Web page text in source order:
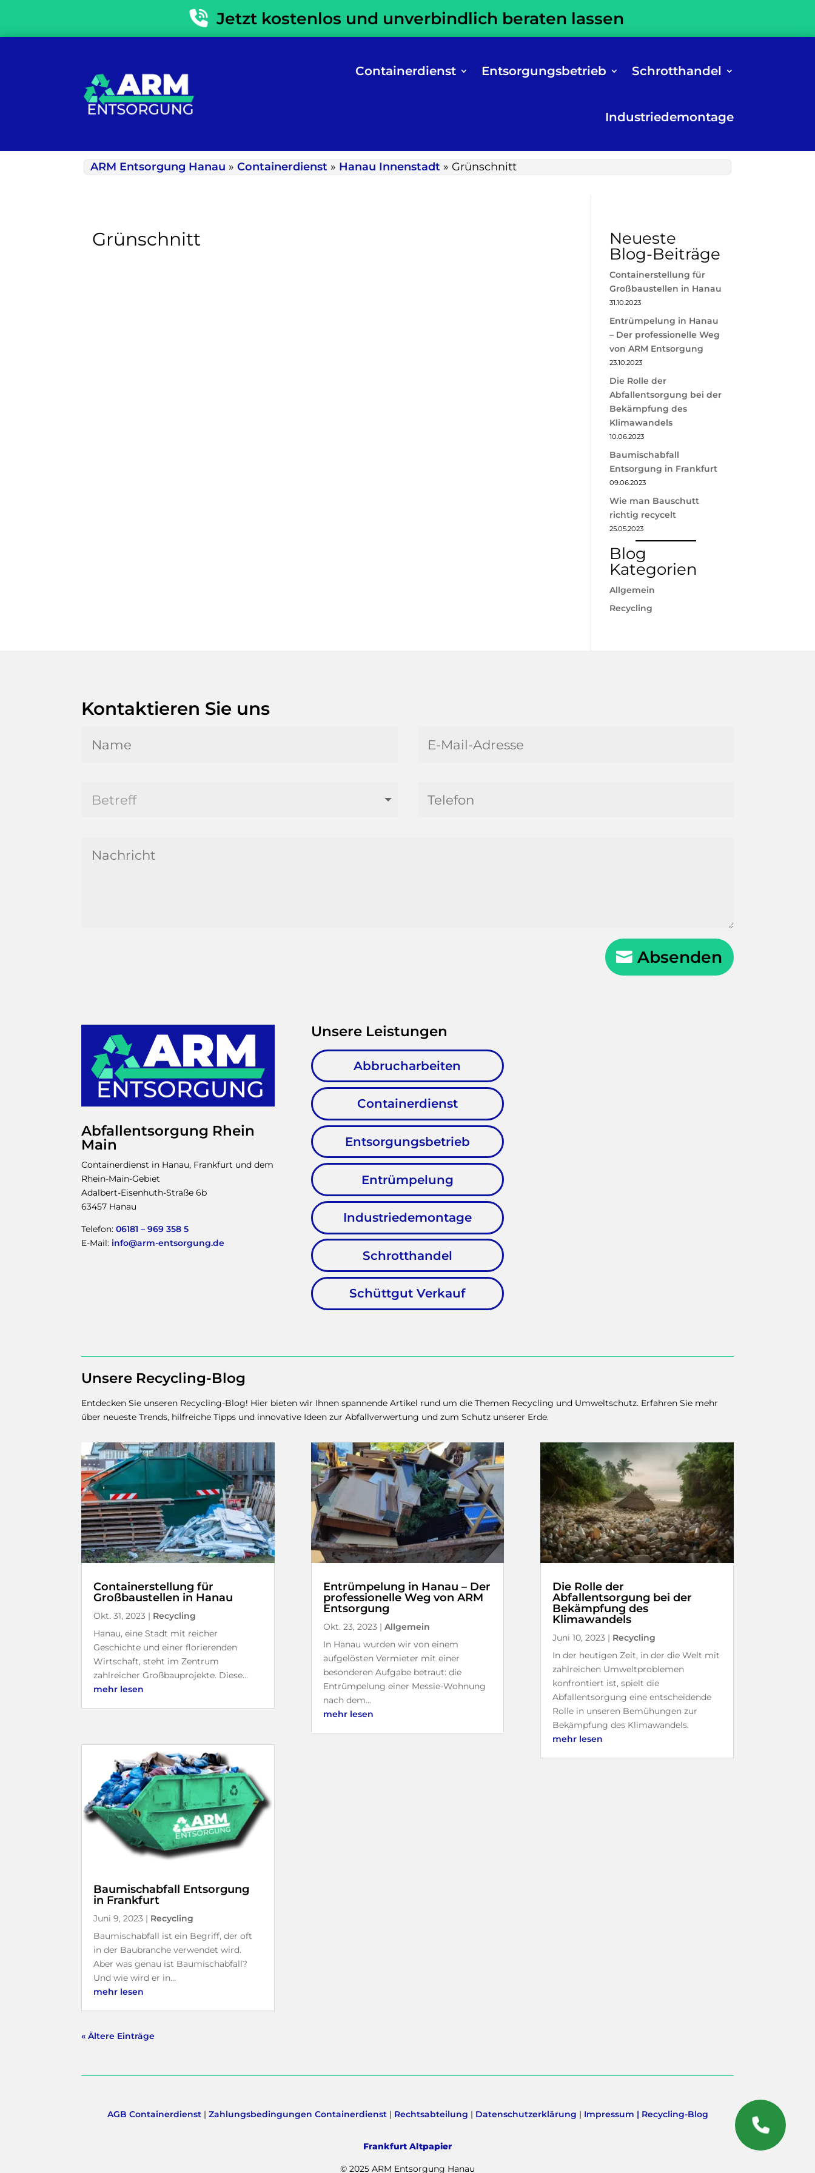
Jetzt kostenlos und unverbindlich beraten lassen
Containerdienst Entsorgungsbetrieb Schrotthandel
Industriedemontage
ARM Entsorgung Hanau »Containerdienst » Hanau Innenstadt » Grünschnitt
Grünschnitt
Neueste
Blog-Beiträge
Containerstellung für
Großbaustellen in Hanau
31.10.2023
Entrümpelung in Hanau
– Der professionelle Weg
von ARM Entsorgung
23.10.2023
Die Rolle der
Abfallentsorgung bei der
Bekämpfung des
Klimawandels
10.06.2023
Baumischabfall
Entsorgung in Frankfurt
09.06.2023
Wie man Bauschutt
richtig recycelt
25.05.2023
Blog
Kategorien
Allgemein
Recycling
Kontaktieren Sie uns
Absenden
Abfallentsorgung Rhein
Main
Containerdienst in Hanau, Frankfurt und dem
Rhein-Main-Gebiet
Adalbert-Eisenhuth-Straße 6b
63457 Hanau
Telefon:06181 – 969 358 5
E-Mail: info@arm-entsorgung.de
Unsere Leistungen
Abbrucharbeiten
Containerdienst
Entsorgungsbetrieb
Entrümpelung
Industriedemontage
Schrotthandel
Schüttgut Verkauf
Unsere Recycling-Blog
Entdecken Sie unseren Recycling-Blog! Hier bieten wir Ihnen spannende Artikel rund um die Themen Recycling und Umweltschutz. Erfahren Sie mehr
über neueste Trends, hilfreiche Tipps und innovative Ideen zur Abfallverwertung und zum Schutz unserer Erde.
Containerstellung für
Großbaustellen in Hanau
Okt. 31, 2023 | Recycling
Hanau, eine Stadt mit reicher
Geschichte und einer florierenden
Wirtschaft, steht im Zentrum
zahlreicher Großbauprojekte. Diese...
mehr lesen
Baumischabfall Entsorgung
in Frankfurt
Juni 9, 2023 | Recycling
Baumischabfall ist ein Begriff, der oft
in der Baubranche verwendet wird.
Aber was genau ist Baumischabfall?
Und wie wird er in...
mehr lesen
Entrümpelung in Hanau – Der
professionelle Weg von ARM
Entsorgung
Okt. 23, 2023| Allgemein
In Hanau wurden wir von einem
aufgelösten Vermieter mit einer
besonderen Aufgabe betraut: die
Entrümpelung einer Messie-Wohnung
nach dem...
mehr lesen
Die Rolle der
Abfallentsorgung bei der
Bekämpfung des
Klimawandels
Juni 10, 2023| Recycling
In der heutigen Zeit, in der die Welt mit
zahlreichen Umweltproblemen
konfrontiert ist, spielt die
Abfallentsorgung eine entscheidende
Rolle in unseren Bemühungen zur
Bekämpfung des Klimawandels.
mehr lesen
« Ältere Einträge
AGB Containerdienst| Zahlungsbedingungen Containerdienst| Rechtsabteilung | Datenschutzerklärung | Impressum | Recycling-Blog
Frankfurt Altpapier
© 2025 ARM Entsorgung Hanau
RÜCKRUF
SERVICE